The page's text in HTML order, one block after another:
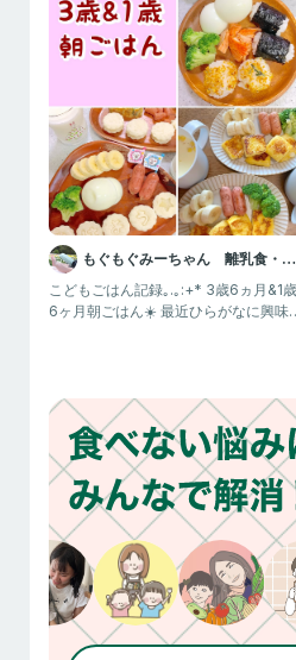
もぐもぐみーちゃん 離乳食・幼
児食記録
こどもごはん記録｡.｡:+* 3歳6ヵ月&1歳
6ヶ月朝ごはん☀️ 最近ひらがなに興味が